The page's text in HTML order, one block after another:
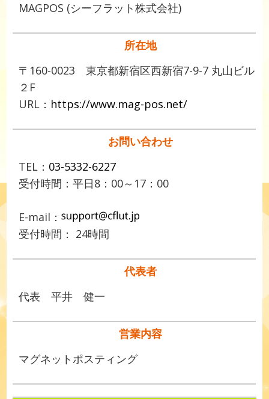
MAGPOS (シーフラット株式会社)
所在地
〒160-0023 東京都新宿区西新宿7-9-7 丸山ビル
２F
URL： https://www.mag-pos.net/
お問い合わせ
TEL： 03-5332-6227
受付時間：平日8：00～17：00
E-mail：
受付時間： 24時間
代表者
代表 平井 健一
営業内容
マグネットポスティング